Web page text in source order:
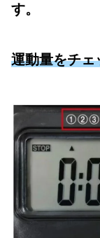
す。
運動量をチェ